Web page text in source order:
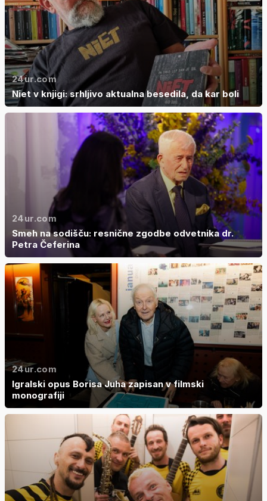
24ur.com
Niet v knjigi: srhljivo aktualna besedila, da kar boli
24ur.com
Smeh na sodišču: resnične zgodbe odvetnika dr.
Petra Čeferina
24ur.com
Igralski opus Borisa Juha zapisan v filmski
monografiji